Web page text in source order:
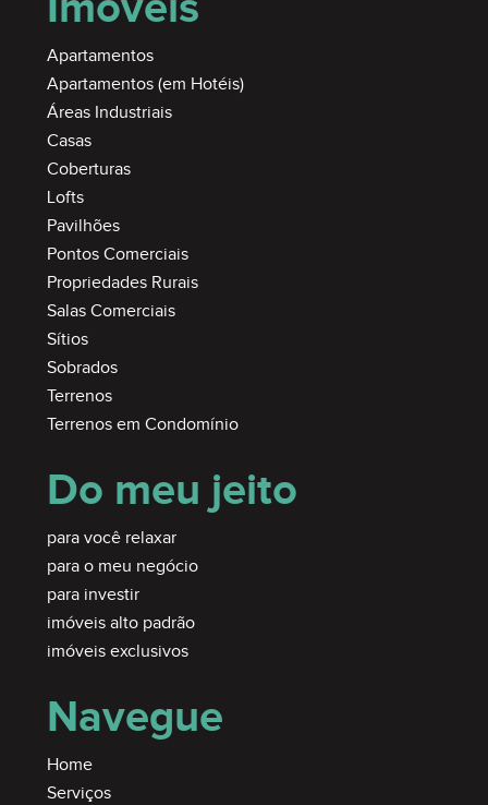
MOBILIADO
Apartamentos
Apartamentos (em Hotéis)
Áreas Industriais
Casas
Coberturas
Lofts
Pavilhões
Pontos Comerciais
Propriedades Rurais
Salas Comerciais
Sítios
Sobrados
Terrenos
Terrenos em Condomínio
Do meu jeito
para você relaxar
para o meu negócio
para investir
imóveis alto padrão
imóveis exclusivos
Navegue
Home
Serviços